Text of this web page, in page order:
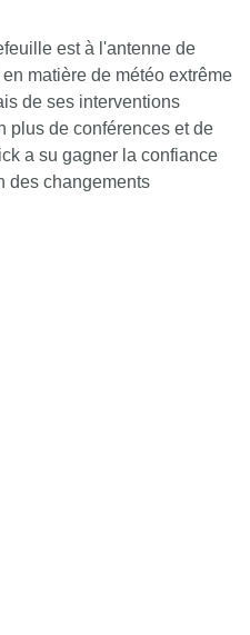
est à l'antenne de
matière de météo extrême
de ses interventions
plus de conférences et de
a su gagner la confiance
des changements